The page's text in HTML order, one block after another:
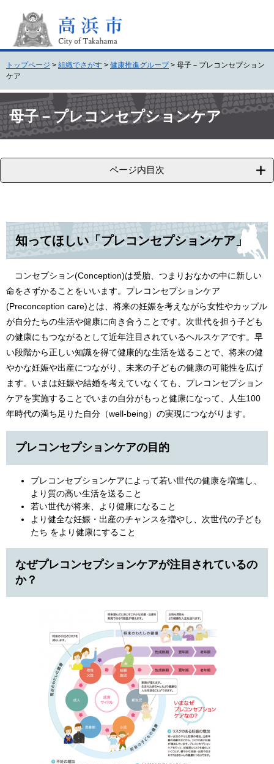
頭
。
飛
て
本
文
トップページ > 組織でさがす > 健康推進グループ > 母子－プレコンセプション
ケア
文母子－プレコンセプションケア
ページ内目次
知ってほしい「プレコンセプションケア」
コンセプション(Conception)は受胎、つまりおなかの中に新しい
命をさずかることをいいます。プレコンセプションケア
(Preconception care)とは、将来の妊娠を考えながら女性やカップル
が自分たちの生活や健康に向き合うことです。次世代を担う子ども
の健康にもつながるとして近年注目されているヘルスケアです。早
い段階から正しい知識を得て健康的な生活を送ることで、将来の健
やかな妊娠や出産につながり、未来の子どもの健康の可能性を広げ
ます。いまは妊娠や結婚を考えていなくても、プレコンセプション
ケアを実施することでいまの自分がもっと健康になって、人生100
年時代の満ち足りた自分（well-being）の実現につながります。
プレコンセプションケアの目的
プレコンセプションケアによって若い世代の健康を増進し、
より質の高い生活を送ること
若い世代が将来、より健康になること
より健全な妊娠・出産のチャンスを増やし、次世代の子ども
たち をより健康にすること
なぜプレコンセプションケアが注目されているの
か？